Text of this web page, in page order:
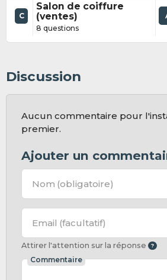
C
Salon de coiffure
(ventes)
8 questions
Discussion
Aucun commentaire pour
premier.
Ajouter un
Nom (obligatoire)
Email (facultatif)
Attirer l'attention sur la réponse
Commentaire